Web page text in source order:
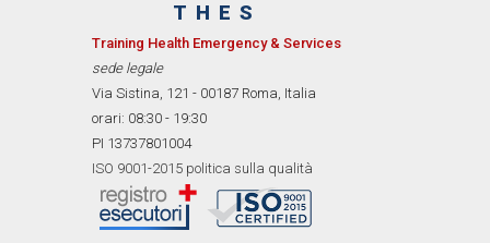
THES
Training Health Emergency & Services
sede legale
Via Sistina, 121 - 00187 Roma, Italia
orari: 08:30 - 19:30
PI 13737801004
ISO 9001-2015 politica sulla qualità